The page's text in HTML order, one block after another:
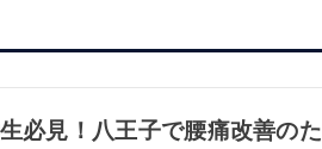
必見！八王子で腰痛改善のた